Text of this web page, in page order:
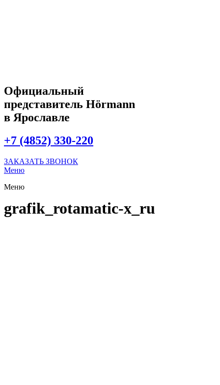
Официальный
представитель Hörmann
в Ярославле
+7 (4852) 330-220
ЗАКАЗАТЬ ЗВОНОК
Меню
Меню
grafik_rotamatic-x_ru